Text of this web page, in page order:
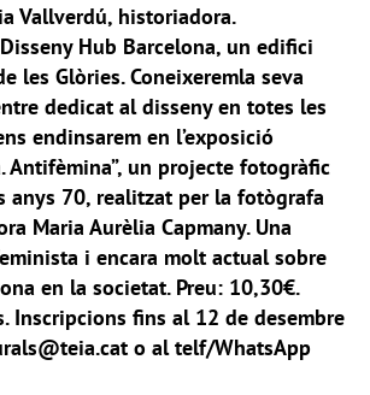
Vallverdú, historiadora.
Hub Barcelona, un edifici
les Glòries. Coneixeremla seva
dedicat al disseny en totes les
endinsarem en l’exposició
Antifèmina”, un projecte fotogràfic
anys 70, realitzat per la fotògrafa
Maria Aurèlia Capmany. Una
i encara molt actual sobre
en la societat. Preu: 10,30€.
Inscripcions fins al 12 de desembre
o al telf/WhatsApp